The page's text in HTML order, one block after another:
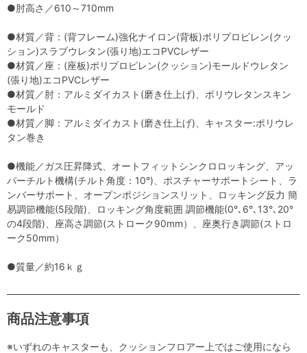
●肘高さ／610～710mm
●材質／背：(背フレーム)強化ナイロン(背板)ポリプロピレン(クッ
ション)スラブウレタン(張り地)エコPVCレザー
●材質／座：(座板)ポリプロピレン(クッション)モールドウレタン
(張り地)エコPVCレザー
●材質／肘：アルミダイカスト(磨き仕上げ)、ポリウレタンスキン
モールド
●材質／脚：アルミダイカスト(磨き仕上げ)、キャスター:ポリウレ
タン巻き
●機能／ガス圧昇降式、オートフィットシンクロロッキング、アッ
パーチルト機構(チルト角度：10°)、ポスチャーサポートシート、ラ
ンバーサポート、オープンポジションスリット、ロッキング反力 簡
易調節機能(5段階)、ロッキング角度範囲 調節機能(0°､6°､13°､20°
の4段階)、座高さ調節(ストローク90mm）、座奥行き調節(ストロ
ーク50mm）
●質量／約16ｋｇ
商品注意事項
※いずれのキャスターも、クッションフロアー上ではご使用になら